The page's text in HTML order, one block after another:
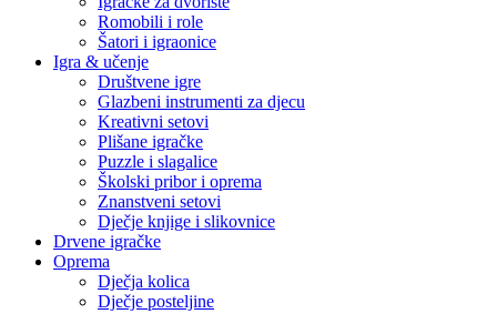
Romobili i role
Šatori i igraonice
Igra & učenje
Društvene igre
Glazbeni instrumenti za djecu
Kreativni setovi
Plišane igračke
Puzzle i slagalice
Školski pribor i oprema
Znanstveni setovi
Dječje knjige i slikovnice
Drvene igračke
Oprema
Dječja kolica
Dječje posteljine